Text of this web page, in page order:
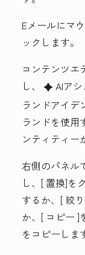
Eメールにマ
ックします。
コンテンツエ
し、
artificialIntelligence AIア
ランドアイデ
ランドを使用
ンティティー
右側のパネル
し、[置換]を
するか、[ 絞
か、[ コピー ]
をコピーしま